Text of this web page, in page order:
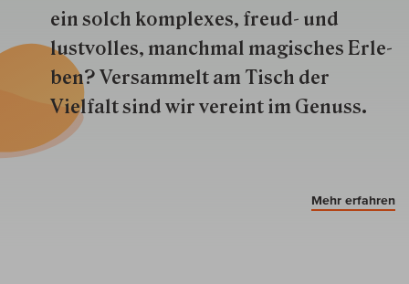
ein solch kom­plexes, freud- und
lustvolles, manchmal ma­gisch­es Er­le­
ben? Versammelt am Tisch der
Vielfalt sind wir ver­eint im Genuss.
Mehr erfahren